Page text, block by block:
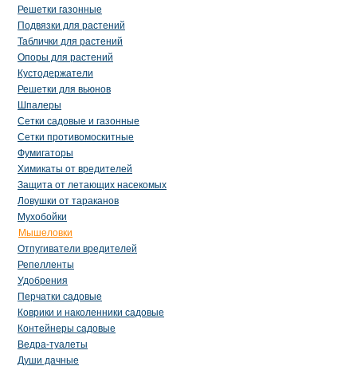
Решетки газонные
Подвязки для растений
Таблички для растений
Опоры для растений
Кустодержатели
Решетки для вьюнов
Шпалеры
Сетки садовые и газонные
Сетки противомоскитные
Фумигаторы
Химикаты от вредителей
Защита от летающих насекомых
Ловушки от тараканов
Мухобойки
Мышеловки
Отпугиватели вредителей
Репелленты
Удобрения
Перчатки садовые
Коврики и наколенники садовые
Контейнеры садовые
Ведра-туалеты
Души дачные